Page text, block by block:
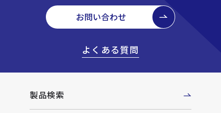
お問い合わせ
よくある質問
製品検索